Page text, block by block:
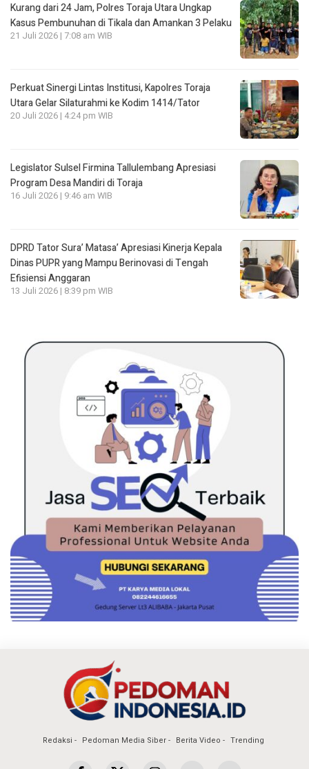
Kurang dari 24 Jam, Polres Toraja Utara Ungkap
Kasus Pembunuhan di Tikala dan Amankan 3 Pelaku
21 Juli 2026 | 7:08 am WIB
Perkuat Sinergi Lintas Institusi, Kapolres Toraja
Utara Gelar Silaturahmi ke Kodim 1414/Tator
20 Juli 2026 | 4:24 pm WIB
Legislator Sulsel Firmina Tallulembang Apresiasi
Program Desa Mandiri di Toraja
16 Juli 2026 | 9:46 am WIB
DPRD Tator Sura’ Matasa’ Apresiasi Kinerja Kepala
Dinas PUPR yang Mampu Berinovasi di Tengah
Efisiensi Anggaran
13 Juli 2026 | 8:39 pm WIB
Redaksi Pedoman Media Siber Berita Video Trending